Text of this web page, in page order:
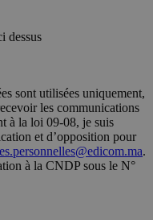
dessus
sont utilisées uniquement,
les communications
à la loi 09-08, je suis
et d’opposition pour
.
à la CNDP sous le N°